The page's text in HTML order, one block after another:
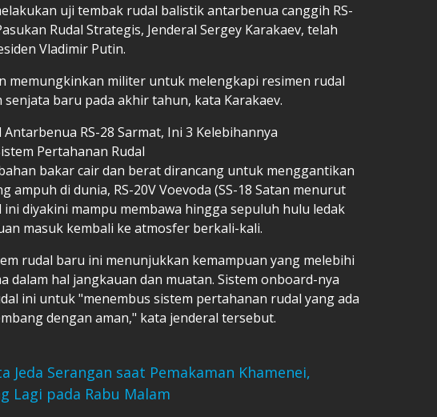
uji tembak rudal balistik antarbenua canggih RS-
Rudal Strategis, Jenderal Sergey Karakaev, telah
Vladimir Putin.
memungkinkan militer untuk melengkapi resimen rudal
baru pada akhir tahun, kata Karakaev.
RS-28 Sarmat, Ini 3 Kelebihannya
Pertahanan Rudal
bakar cair dan berat dirancang untuk menggantikan
ampuh di dunia, RS-20V Voevoda (SS-18 Satan menurut
ini diyakini mampu membawa hingga sepuluh hulu ledak
masuk kembali ke atmosfer berkali-kali.
rudal baru ini menunjukkan kemampuan yang melebihi
dalam hal jangkauan dan muatan. Sistem onboard-nya
ini untuk "menembus sistem pertahanan rudal yang ada
dengan aman," kata jenderal tersebut.
Jeda Serangan saat Pemakaman Khamenei,
Lagi pada Rabu Malam